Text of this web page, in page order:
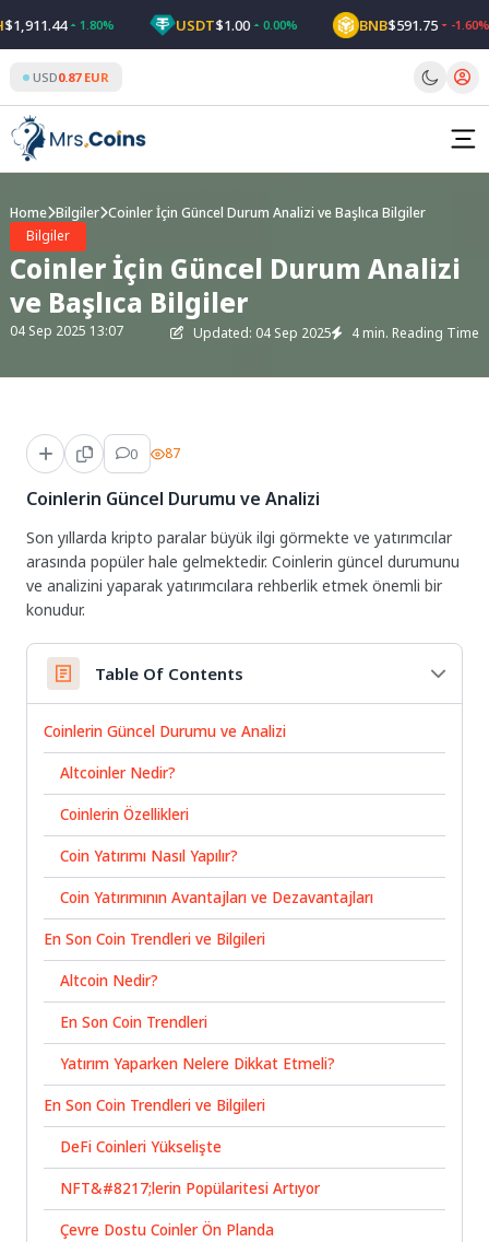
to
content
1.80% USDT$1.00 0.00% BNB$591.75 -1.60%
USD0.87 EUR
Home Bilgiler Coinler İçin Güncel Durum Analizi ve Başlıca Bilgiler
Bilgiler
Coinler İçin Güncel Durum Analizi
ve Başlıca Bilgiler
04 Sep 2025 13:07 Updated: 04 Sep 2025 4 min. Reading Time
0 87
Coinlerin Güncel Durumu ve Analizi
Son yıllarda kripto paralar büyük ilgi görmekte ve yatırımcılar
arasında popüler hale gelmektedir. Coinlerin güncel durumunu
ve analizini yaparak yatırımcılara rehberlik etmek önemli bir
konudur.
Table Of Contents
Coinlerin Güncel Durumu ve Analizi
Altcoinler Nedir?
Coinlerin Özellikleri
Coin Yatırımı Nasıl Yapılır?
Coin Yatırımının Avantajları ve Dezavantajları
En Son Coin Trendleri ve Bilgileri
Altcoin Nedir?
En Son Coin Trendleri
Yatırım Yaparken Nelere Dikkat Etmeli?
En Son Coin Trendleri ve Bilgileri
DeFi Coinleri Yükselişte
NFT&#8217;lerin Popülaritesi Artıyor
Çevre Dostu Coinler Ön Planda